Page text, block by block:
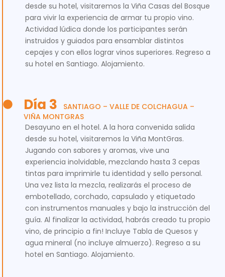
desde su hotel, visitaremos la Viña Casas del Bosque
para vivir la experiencia de armar tu propio vino.
Actividad lúdica donde los participantes serán
instruidos y guiados para ensamblar distintos
cepajes y con ellos lograr vinos superiores. Regreso a
su hotel en Santiago. Alojamiento.
Día 3
SANTIAGO – VALLE DE COLCHAGUA –
VIÑA MONTGRAS
Desayuno en el hotel. A la hora convenida salida
desde su hotel, visitaremos la Viña MontGras.
Jugando con sabores y aromas, vive una
experiencia inolvidable, mezclando hasta 3 cepas
tintas para imprimirle tu identidad y sello personal.
Una vez lista la mezcla, realizarás el proceso de
embotellado, corchado, capsulado y etiquetado
con instrumentos manuales y bajo la instrucción del
guía. Al finalizar la actividad, habrás creado tu propio
vino, de principio a fin! Incluye Tabla de Quesos y
agua mineral (no incluye almuerzo). Regreso a su
hotel en Santiago. Alojamiento.